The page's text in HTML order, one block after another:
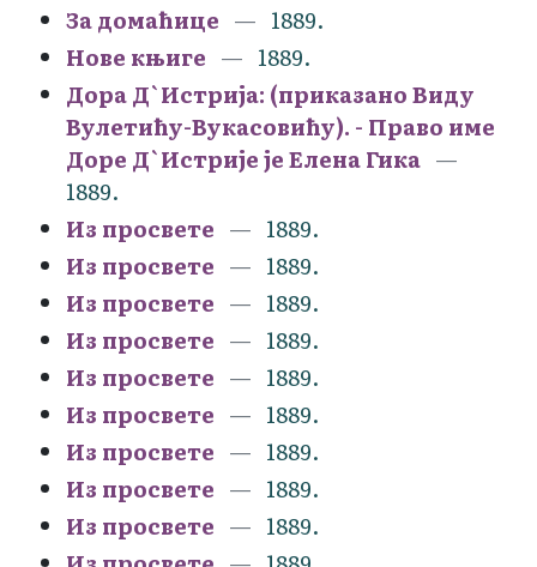
За домаћице
1889.
Нове књиге
1889.
Дора Д`Истрија: (приказано Виду
Вулетићу-Вукасовићу). - Право име
Доре Д`Истрије је Елена Гика
1889.
Из просвете
1889.
Из просвете
1889.
Из просвете
1889.
Из просвете
1889.
Из просвете
1889.
Из просвете
1889.
Из просвете
1889.
Из просвете
1889.
Из просвете
1889.